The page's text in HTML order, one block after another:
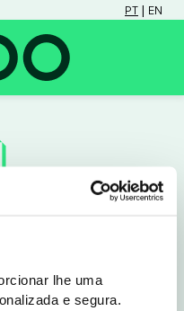
lhe uma
e segura.
PT | EN
WOO
instalada?